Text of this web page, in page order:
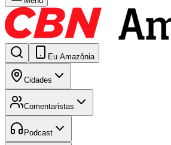
Eu Amazônia
Cidades
Comentaristas
Podcast